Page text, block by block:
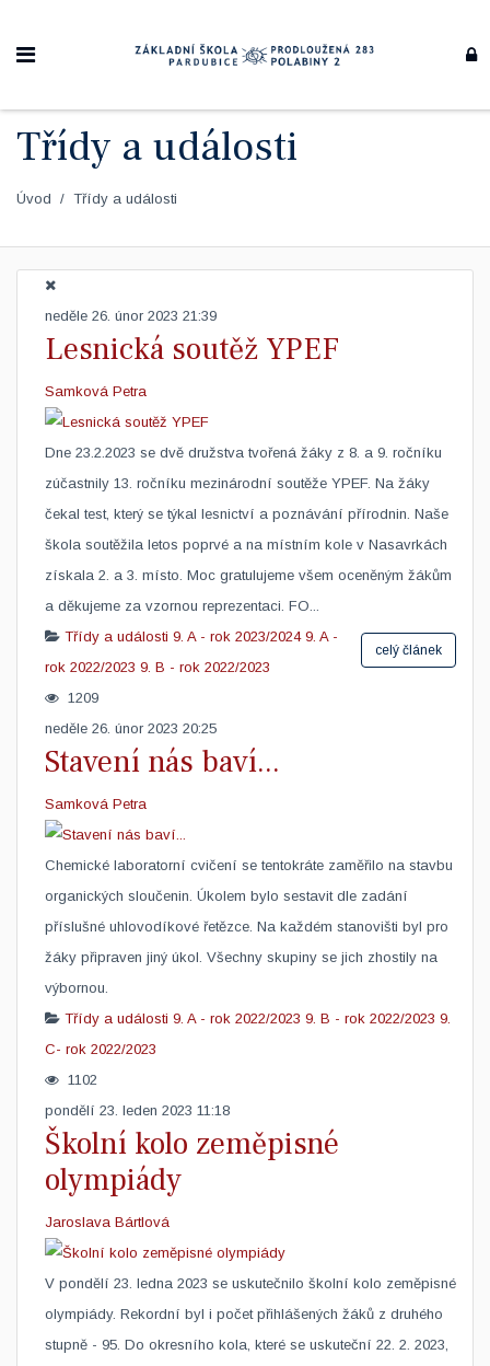
Třídy a události
Úvod Třídy a události
neděle 26. únor 2023 21:39
Lesnická soutěž YPEF
Samková Petra
Dne 23.2.2023 se dvě družstva tvořená žáky z 8. a 9. ročníku
zúčastnily 13. ročníku mezinárodní soutěže YPEF. Na žáky
čekal test, který se týkal lesnictví a poznávání přírodnin. Naše
škola soutěžila letos poprvé a na místním kole v Nasavrkách
získala 2. a 3. místo. Moc gratulujeme všem oceněným žákům
a děkujeme za vzornou reprezentaci. FO...
celý článek
Třídy a události 9. A - rok 2023/2024 9. A -
rok 2022/2023 9. B - rok 2022/2023
1209
neděle 26. únor 2023 20:25
Stavení nás baví...
Samková Petra
​Chemické laboratorní cvičení se tentokráte zaměřilo na stavbu
organických sloučenin. Úkolem bylo sestavit dle zadání
příslušné uhlovodíkové řetězce. Na každém stanovišti byl pro
žáky připraven jiný úkol. Všechny skupiny se jich zhostily na
výbornou.
Třídy a události 9. A - rok 2022/2023 9. B - rok 2022/2023 9.
C- rok 2022/2023
1102
pondělí 23. leden 2023 11:18
Školní kolo zeměpisné
olympiády
Jaroslava Bártlová
V pondělí 23. ledna 2023 se uskutečnilo školní kolo zeměpisné
olympiády. Rekordní byl i počet přihlášených žáků z druhého
stupně - 95. Do okresního kola, které se uskuteční 22. 2. 2023,